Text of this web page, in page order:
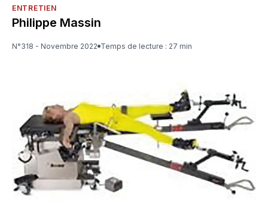
ENTRETIEN
Philippe Massin
N°318 - Novembre 2022 Temps de lecture : 27 min